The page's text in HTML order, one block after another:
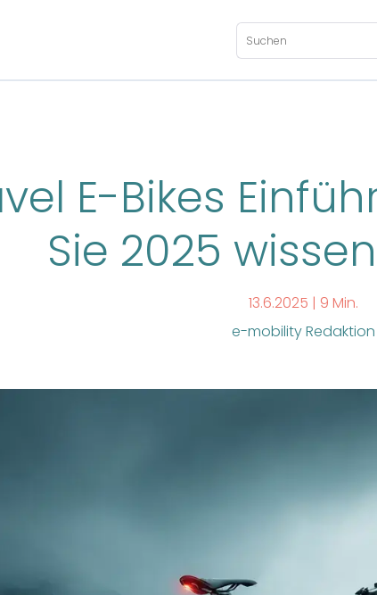
E-Bikes
Sie 2025
13.6.2025 | 9 Min.
e-mobility Redaktion